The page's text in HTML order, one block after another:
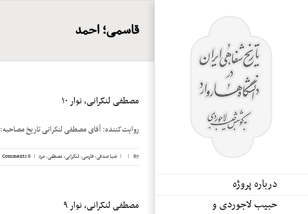
درباره پروژه
حبیب لاجوردی و
قاسمی؛ احمد
مصطفی لنکرانی، نوار ۱۰
روایت‌کننده: آقای مصطفی لنکرانی تاریخ مصاحبه: ۱۷ می ۱۹۸۵ محل‌مصاحبه: وین ـ اتریش [...]
By
|
| ضیا صدقی,فارسی,لنکرانی، مصطفی,مرد |
0 Comments
مصطفی لنکرانی، نوار ۹